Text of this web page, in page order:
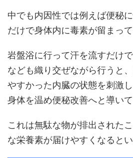
中でも内因性では例えば便秘
だけで身体内に毒素が留まっ
岩盤浴に行って汗を流すだけ
なども織り交ぜながら行うと
やすかった内臓の状態を刺激
身体を温め便秘改善へと導いて
これは無駄な物が排出された
な栄養素が届けやすくなるとい